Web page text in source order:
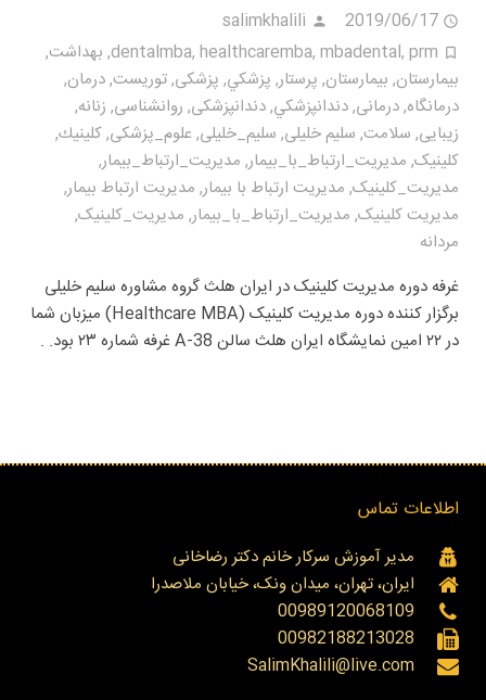
2019/06/17
salimkhalili
dentalmba, healthcaremba, mbadental, prm
, بهداشت,
بيمارستان, بیمارستان, پرستار, پزشكي, پزشکی,توریست,درمان,
درمانگاه,درمانی,دندانپزشكي,دندانپزشکی, روانشناسی, زنانه,
زیبایی, سلامت, سلیم خلیلی, سلیم_خلیلی, علوم_پزشکی,كلينيك,
کلینیک, مديريت_ارتباط_با_بيمار, مديريت_ارتباط_بیمار,
مديريت_كلينيک, مدیریت ارتباط با بیمار, مدیریت ارتباط بیمار,
مدیریت کلینیک, مدیریت_ارتباط_با_بیمار, مدیریت_کلینیک,
مردانه
غرفه دوره مدیریت کلینیک در ایران هلث گروه مشاوره سلیم خلیلی
برگزار کننده دوره مدیریت کلینیک (Healthcare MBA) میزبان شما
در ۲۲ امین نمایشگاه ایران هلث سالن A-38 غرفه شماره ۲۳ بود. .
اطلاعات تماس
مدیر آموزش سرکار خانم دکتر رضاخانی
ایران، تهران، میدان ونک، خیابان ملاصدرا
00989120068109
00982188213028
SalimKhalili@live.com